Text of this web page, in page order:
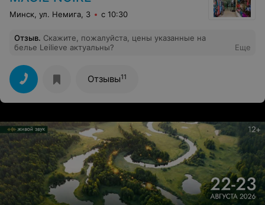
Минск, ул. Немига, 3 с 10:30
Отзыв. Скажите, пожалуйста, цены указанные на
белье Leilieve актуальны?
Еще
Отзывы11